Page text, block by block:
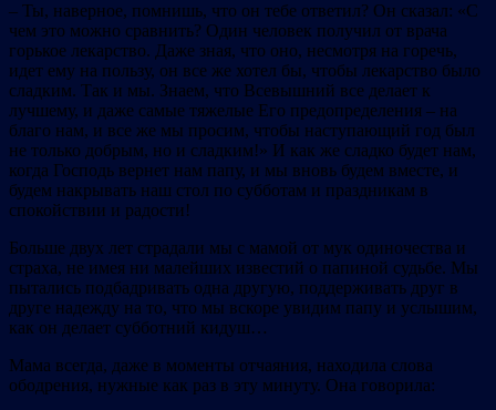
– Ты, наверное, помнишь, что он тебе ответил? Он сказал: «С
чем это можно сравнить? Один человек получил от врача
горькое лекарство. Даже зная, что оно, несмотря на горечь,
идет ему на пользу, он все же хотел бы, чтобы лекарство было
сладким. Так и мы. Знаем, что Всевышний все делает к
лучшему, и даже самые тяжелые Его предопределения – на
благо нам, и все же мы просим, чтобы наступающий год был
не только добрым, но и сладким!» И как же сладко будет нам,
когда Господь вернет нам папу, и мы вновь будем вместе, и
будем накрывать наш стол по субботам и праздникам в
спокойствии и радости!
Больше двух лет страдали мы с мамой от мук одиночества и
страха, не имея ни малейших известий о папиной судьбе. Мы
пытались подбадривать одна другую, поддерживать друг в
друге надежду на то, что мы вскоре увидим папу и услышим,
как он делает субботний кидуш…
Мама всегда, даже в моменты отчаяния, находила слова
ободрения, нужные как раз в эту минуту. Она говорила: